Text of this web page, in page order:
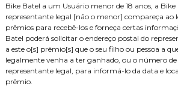
Bike Batel a um Usuário menor de 18 anos, a
representante legal [não o menor] compareça ao
prêmios para recebê-los e forneça certas
Batel poderá solicitar o endereço postal do
a este o[s] prêmio[s] que o seu filho ou pessoa a
legalmente venha a ter ganhado, ou o número de
representante legal, para informá-lo da data e
prêmio.